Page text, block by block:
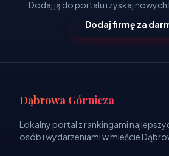
Dodaj ją do portalu i zyskaj
Dodaj firmę za
Dąbrowa Górnicza
Lokalny portal z rankingami
osób i wydarzeniami w mieście